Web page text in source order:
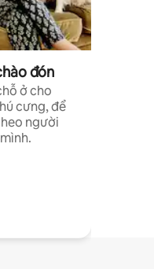
đón
ở cho
cưng, để
người